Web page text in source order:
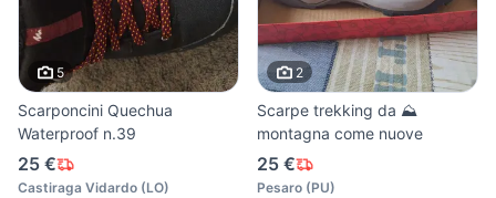
5
Scarponcini Quechua
Waterproof n.39
25 €
Castiraga Vidardo (LO)
2
Scarpe trekking da ⛰️
montagna come nuove
25 €
Pesaro (PU)